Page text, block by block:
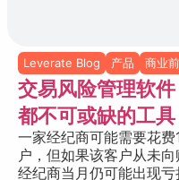
Leverate Blog 产品 商业
交易风险管理软
都不可或缺的工具
一家经纪商可能需要花
户，但如果该客户从未
经纪商当月仍可能出现亏